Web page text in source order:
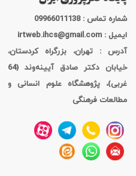
شماره تماس : 09966011138
ایمیل : irtweb.ihcs@gmail.com
آدرس : تهران، بزرگراه کردستان،
خیابان دکتر صادق آیینه‌وند (64
غربی)، پژوهشگاه علوم انسانی و
مطالعات فرهنگی